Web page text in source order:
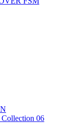
Collection 06